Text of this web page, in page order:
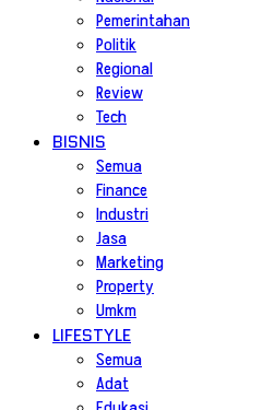
Pemerintahan
Politik
Regional
Review
Tech
BISNIS
Semua
Finance
Industri
Jasa
Marketing
Property
Umkm
LIFESTYLE
Semua
Adat